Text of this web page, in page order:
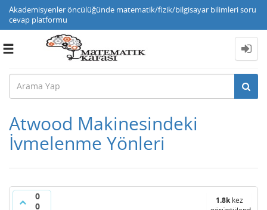
Akademisyenler öncülüğünde matematik/fizik/bilgisayar bilimleri soru
cevap platformu
Toggle
Atwood Makinesindeki
İvmelenme Yönleri
0
0
1.8kkez